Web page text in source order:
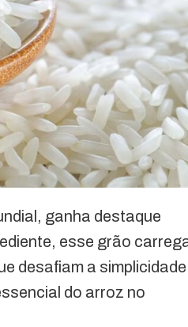
ganha destaque
esse grão
desafiam a simplicidade
do arroz no